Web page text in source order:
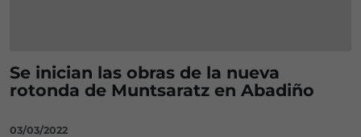
Se inician las obras de la nueva
rotonda de Muntsaratz en Abadiño
03/03/2022